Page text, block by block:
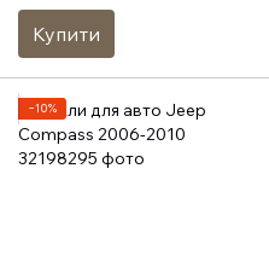
Купити
−10%